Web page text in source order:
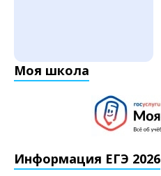
Моя школа
Информация ЕГЭ 2026